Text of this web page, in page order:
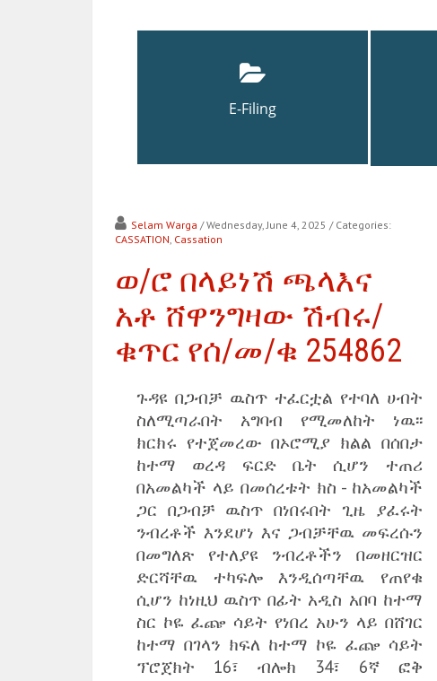
E-Filing
Selam Warga / Wednesday, June 4, 2025 / Categories:
CASSATION, Cassation
ወ/ሮ በላይነሽ ጫላእና
አቶ ሸዋንግዛው ሽብሩ/
ቁጥር የሰ/መ/ቁ 254862
ጉዳዩ በጋብቻ ዉስጥ ተፈርቷል የተባለ ሀብት
ስለሚጣራበት አግባብ የሚመለከት ነዉ፡፡
ክርክሩ የተጀመረው በኦሮሚያ ክልል በሰበታ
ከተማ ወረዳ ፍርድ ቤት ሲሆን ተጠሪ
በአመልካች ላይ በመሰረቱት ክስ - ከአመልካች
ጋር በጋብቻ ዉስጥ በነበሩበት ጊዜ ያፈሩት
ንብረቶች እንደሆነ እና ጋብቻቸዉ መፍረሱን
በመግለጽ የተለያዩ ንብረቶችን በመዘርዝር
ድርሻቸዉ ተካፍሎ እንዲሰጣቸዉ የጠየቁ
ሲሆን ከነዚህ ዉስጥ በፊት አዲስ አበባ ከተማ
ስር ኮዬ ፈጬ ሳይት የነበረ አሁን ላይ በሸገር
ከተማ በገላን ክፍለ ከተማ ኮዬ ፈጬ ሳይት
ፕሮጀክት 16፣ ብሎክ 34፣ 6ኛ ፎቅ